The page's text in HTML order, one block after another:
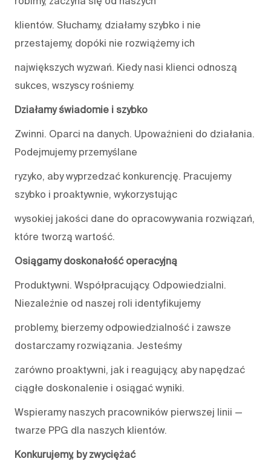
klientów. Słuchamy, działamy szybko i nie
przestajemy, dopóki nie rozwiążemy ich
największych wyzwań. Kiedy nasi klienci odnoszą
sukces, wszyscy rośniemy.
Działamy świadomie i szybko
Zwinni. Oparci na danych. Upoważnieni do działania.
Podejmujemy przemyślane
ryzyko, aby wyprzedzać konkurencję. Pracujemy
szybko i proaktywnie, wykorzystując
wysokiej jakości dane do opracowywania rozwiązań,
które tworzą wartość.
Osiągamy doskonałość operacyjną
Produktywni. Współpracujący. Odpowiedzialni.
Niezależnie od naszej roli identyfikujemy
problemy, bierzemy odpowiedzialność i zawsze
dostarczamy rozwiązania. Jesteśmy
zarówno proaktywni, jak i reagujący, aby napędzać
ciągłe doskonalenie i osiągać wyniki.
Wspieramy naszych pracowników pierwszej linii —
twarze PPG dla naszych klientów.
Konkurujemy, by zwyciężać